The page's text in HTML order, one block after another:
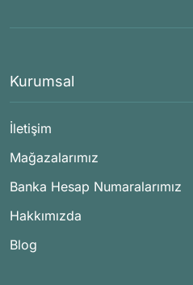
Kurumsal
İletişim
Mağazalarımız
Banka Hesap Numaralarımız
Hakkımızda
Blog